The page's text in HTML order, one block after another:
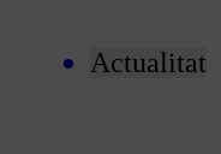
Actualitat